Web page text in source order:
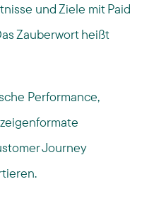
und Ziele mit Paid
Zauberwort heißt
Performance,
Journey